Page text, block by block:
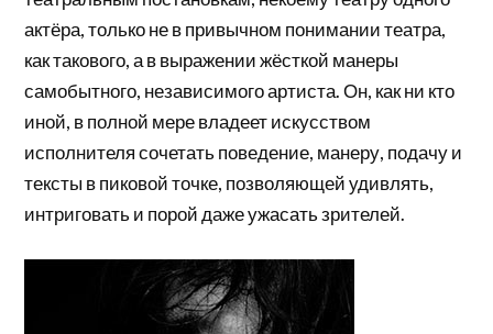
актёра, только не в привычном понимании театра,
как такового, а в выражении жёсткой манеры
самобытного, независимого артиста. Он, как ни кто
иной, в полной мере владеет искусством
исполнителя сочетать поведение, манеру, подачу и
тексты в пиковой точке, позволяющей удивлять,
интриговать и порой даже ужасать зрителей.